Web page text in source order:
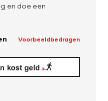
en doe een
Voorbeeldbedragen